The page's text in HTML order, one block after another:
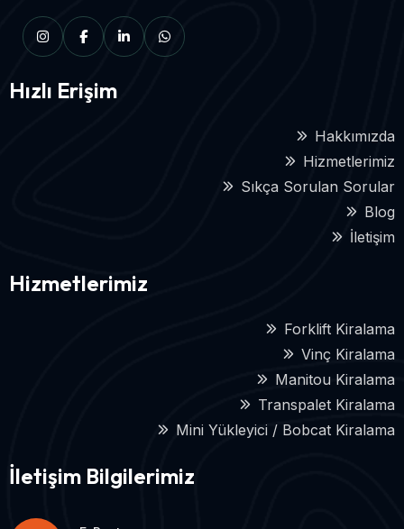
Hızlı Erişim
Hakkımızda
Hizmetlerimiz
Sıkça Sorulan Sorular
Blog
İletişim
Hizmetlerimiz
Forklift Kiralama
Vinç Kiralama
Manitou Kiralama
Transpalet Kiralama
Mini Yükleyici / Bobcat Kiralama
İletişim Bilgilerimiz